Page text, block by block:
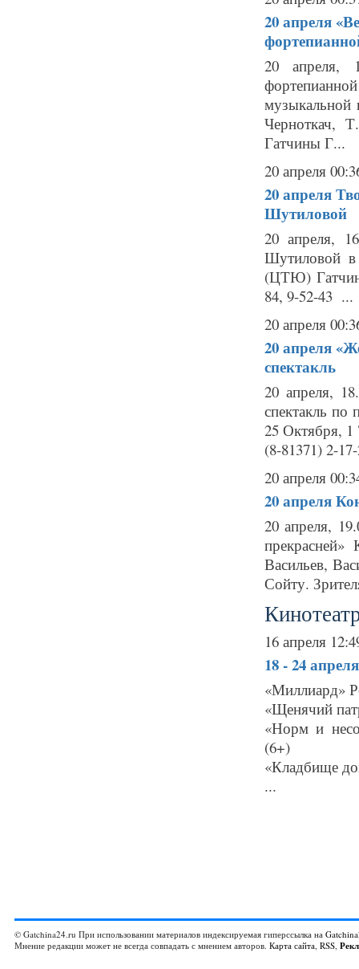
20 апреля
20 апреля,
Черноткач,
Гатчины Г...
20 апреля
20 апреля
Шутиловой
20 апреля,
Шутиловой в
(ЦТЮ)
84, 9-52-43 ...
20 апреля
20 апреля
спектакль
20 апреля,
спектакль по
25 Октября, 1
(8-81371) 2-
20 апреля
20 апреля
20 апреля,
Васильев,
Сойту.
16 апреля
18 - 24
«Миллиард»
«Щенячий
«Норм и
(6+)
«Кладбище
...
© Gatchina24.ru При использовании материалов индексируемая гиперссылка на
Мнение редакции может не всегда совпадать с мнением авторов. Карта сайта, RSS,